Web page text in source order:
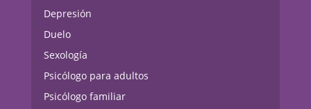
Depresión
Duelo
Sexología
Psicólogo para adultos
Psicólogo familiar